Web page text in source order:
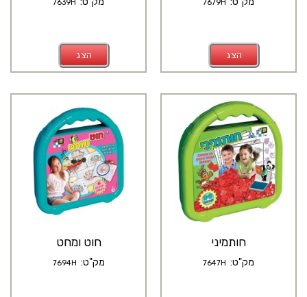
7639H
הצג
7679H
הצג
חוט ומחט
מק"ט: 7694H
חותמיני
מק"ט: 7647H